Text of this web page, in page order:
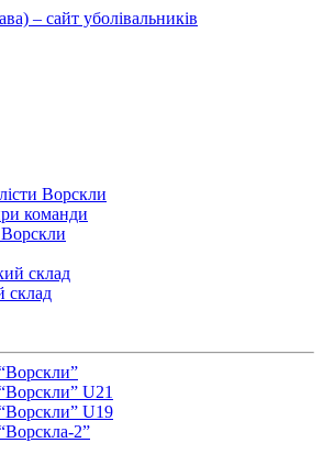
Ворскли
команди
склад
склад
U21
U19
2”